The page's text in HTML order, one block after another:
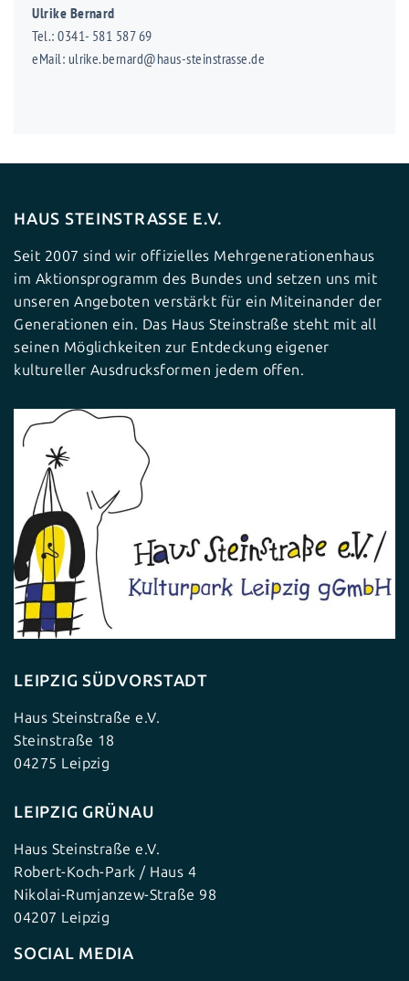
Ulrike Bernard
Tel.: 0341- 581 587 69
eMail: ulrike.bernard@haus-steinstrasse.de
HAUS STEINSTRASSE E.V.
Seit 2007 sind wir offizielles Mehrgenerationenhaus
im Aktionsprogramm des Bundes und setzen uns mit
unseren Angeboten verstärkt für ein Miteinander der
Generationen ein. Das Haus Steinstraße steht mit all
seinen Möglichkeiten zur Entdeckung eigener
kultureller Ausdrucksformen jedem offen.
LEIPZIG SÜDVORSTADT
Haus Steinstraße e.V.
Steinstraße 18
04275 Leipzig
LEIPZIG GRÜNAU
Haus Steinstraße e.V.
Robert-Koch-Park / Haus 4
Nikolai-Rumjanzew-Straße 98
04207 Leipzig
SOCIAL MEDIA